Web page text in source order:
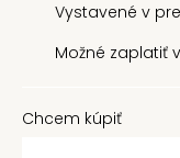
Vystavené v
Možné zaplatiť
Chcem kúpiť